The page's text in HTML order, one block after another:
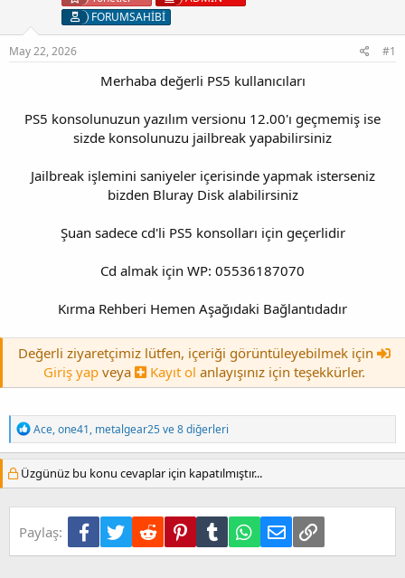
FORUMSAHİBİ
May 22, 2026 #1
Merhaba değerli PS5 kullanıcıları
PS5 konsolunuzun yazılım versionu 12.00'ı geçmemiş ise
sizde konsolunuzu jailbreak yapabilirsiniz
Jailbreak işlemini saniyeler içerisinde yapmak isterseniz
bizden Bluray Disk alabilirsiniz
Şuan sadece cd'li PS5 konsolları için geçerlidir
Cd almak için WP: 05536187070
Kırma Rehberi Hemen Aşağıdaki Bağlantıdadır
Değerli ziyaretçimiz lütfen, içeriği görüntüleyebilmek için
Giriş yap veya Kayıt ol anlayışınız için teşekkürler.
T
e
p
k
i
r
:
Ace,one41, metalgear25ve 8 diğerleri
Üzgünüz bu konu cevaplar için kapatılmıştır...
Paylaş: Facebook
TwitterReddit PinterestTumblr WhatsApp
E-postaLink